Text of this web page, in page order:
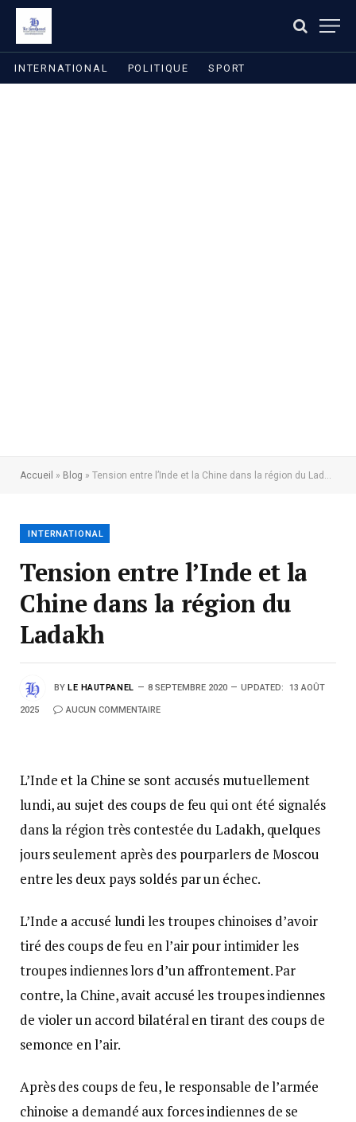
INTERNATIONAL POLITIQUE SPORT
Accueil » Blog » Tension entre l’Inde et la Chine dans la région du Ladakh
INTERNATIONAL
Tension entre l’Inde et la
Chine dans la région du
Ladakh
BY LE HAUTPANEL 8 SEPTEMBRE 2020 UPDATED: 13 AOÛT
2025 AUCUN COMMENTAIRE
L’Inde et la Chine se sont accusés mutuellement
lundi, au sujet des coups de feu qui ont été signalés
dans la région très contestée du Ladakh, quelques
jours seulement après des pourparlers de Moscou
entre les deux pays soldés par un échec.
L’Inde a accusé lundi les troupes chinoises d’avoir
tiré des coups de feu en l’air pour intimider les
troupes indiennes lors d’un affrontement. Par
contre, la Chine, avait accusé les troupes indiennes
de violer un accord bilatéral en tirant des coups de
semonce en l’air.
Après des coups de feu, le responsable de l’armée
chinoise a demandé aux forces indiennes de se